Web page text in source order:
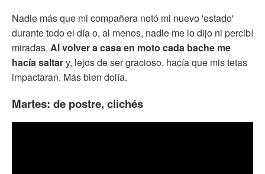
Nadie más que mi compañera notó mi nuevo 'estado'
durante todo el día o, al menos, nadie me lo dijo ni percibí
miradas. Al volver a casa en moto cada bache me
hacía saltary, lejos de ser gracioso, hacía que mis tetas
impactaran. Más bien dolía.
Martes: de postre, clichés